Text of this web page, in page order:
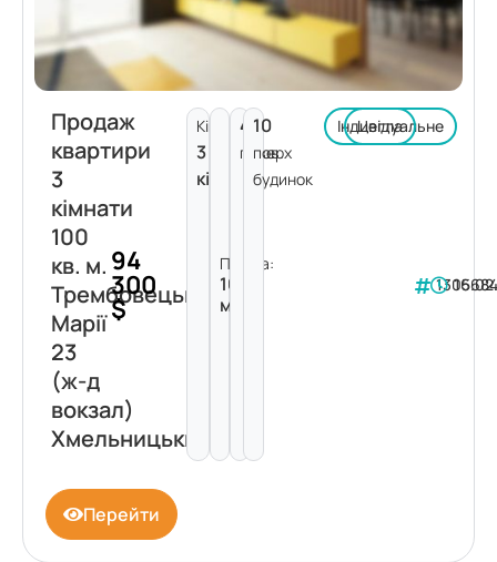
Продаж
квартири
3
кімнати
100
кв. м.
Трембовецької
Марії
23
(ж-д
вокзал)
Хмельницький
94
300
$
Кімнат:
3
кімнати
Площа:
100
м²
4
поверх
10
пов.
будинок
Індивідуальне
Цегла
Перейти